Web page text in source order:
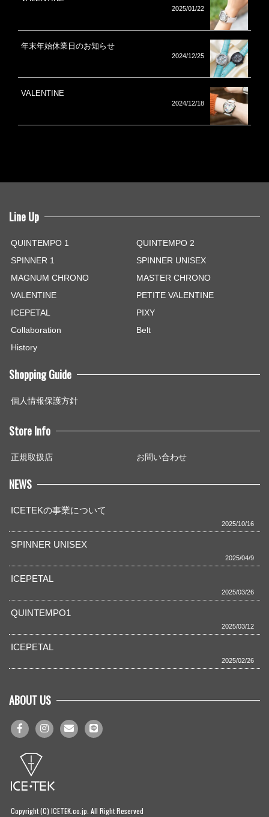
2025/01/22
年末年始休業日のお知らせ
2024/12/25
VALENTINE
2024/12/18
Line Up
QUINTEMPO 1
QUINTEMPO 2
SPINNER 1
SPINNER UNISEX
MAGNUM CHRONO
MASTER CHRONO
VALENTINE
PETITE VALENTINE
ICEPETAL
PIXY
Collaboration
Belt
History
Shopping Guide
個人情報保護方針
Store Info
正規取扱店 お問い合わせ
NEWS
ICETEKの事業について
2025/10/16
SPINNER UNISEX
2025/04/9
ICEPETAL
2025/03/26
QUINTEMPO1
2025/03/12
ICEPETAL
2025/02/26
ABOUT US
Copyright (C) ICETEK.co.jp. All Right Reserved